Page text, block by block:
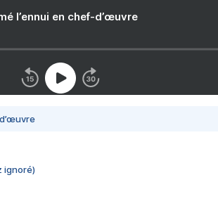
l’ennui en chef-d’œuvre
ignoré)